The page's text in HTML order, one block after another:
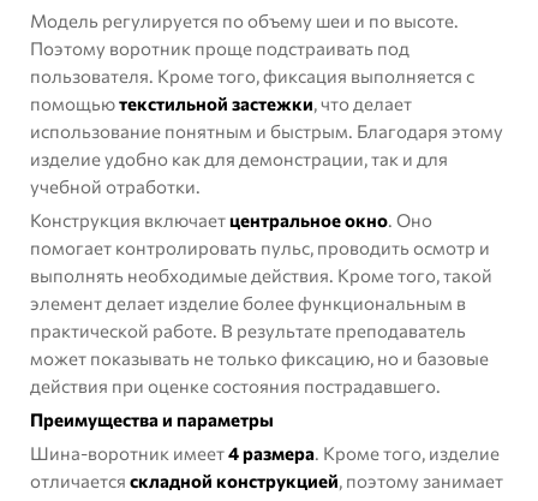
Модель регулируется по объему шеи и по высоте.
Поэтому воротник проще подстраивать под
пользователя. Кроме того, фиксация выполняется с
помощьютекстильной застежки, что делает
использование понятным и быстрым. Благодаря этому
изделие удобно как для демонстрации, так и для
учебной отработки.
Конструкция включаетцентральное окно. Оно
помогает контролировать пульс, проводить осмотр и
выполнять необходимые действия. Кроме того, такой
элемент делает изделие более функциональным в
практической работе. В результате преподаватель
может показывать не только фиксацию, но и базовые
действия при оценке состояния пострадавшего.
Преимущества и параметры
Шина-воротник имеет4 размера. Кроме того, изделие
отличается складной конструкцией, поэтому занимает